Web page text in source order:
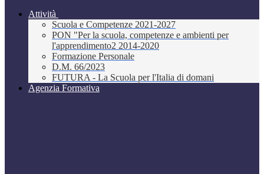
Attività
Scuola e Competenze 2021-2027
PON "Per la scuola, competenze e ambienti per
l'apprendimento2 2014-2020
Formazione Personale
D.M. 66/2023
FUTURA - La Scuola per l'Italia di domani
Agenzia Formativa